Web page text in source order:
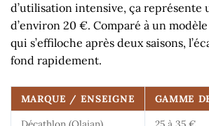
d’utilisation intensive, ça représente
d’environ 20 €. Comparé à un
qui s’effiloche après deux saisons,
fond rapidement.
MARQUE / ENSEIGNE GAMME